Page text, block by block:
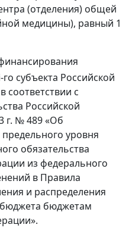
(отделения) общей
медицины), равный 1
субъекта Российской
с
Российской
г. № 489 «Об
уровня
обязательства
из федерального
в Правила
и распределения
бюджетам